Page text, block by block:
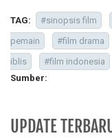
TAG:
#sinopsis film
pemain
#film drama
iblis
#film indonesia
Sumber:
UPDATE